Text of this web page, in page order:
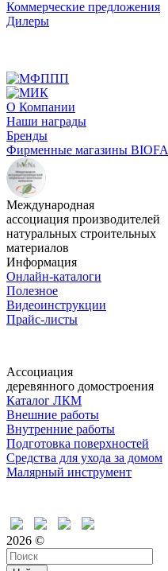
Коммерческие предложения
Дилеры
О Компании
Наши награды
Бренды
Фирменные магазины BIOFA
Международная
ассоциация производителей
натуральных строительных
материалов
Информация
Онлайн-каталоги
Полезное
Видеоинструкции
Прайс-листы
Ассоциация
деревянного домостроения
Каталог ЛКМ
Внешние работы
Внутренние работы
Подготовка поверхностей
Средства для ухода за домом
Малярный инструмент
2026 ©